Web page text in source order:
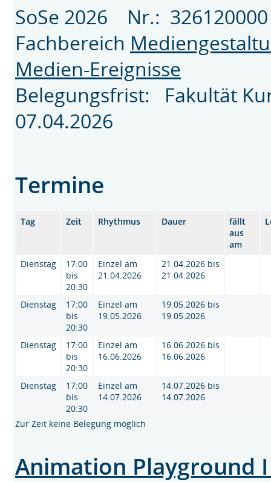
SoSe 2026 Nr.:
Fachbereich
Medien-Ereignisse
Belegungsfrist: Fakultät
07.04.2026
Termine
Tag Zeit Rhythmus Dauer
fällt
aus
am
Dienstag
17:00
bis
20:30
Einzel am
21.04.2026
21.04.2026 bis
21.04.2026
Dienstag
17:00
bis
20:30
Einzel am
19.05.2026
19.05.2026 bis
19.05.2026
Dienstag
17:00
bis
20:30
Einzel am
16.06.2026
16.06.2026 bis
16.06.2026
Dienstag
17:00
bis
20:30
Einzel am
14.07.2026
14.07.2026 bis
14.07.2026
Zur Zeit keine Belegung möglich
Animation Playground